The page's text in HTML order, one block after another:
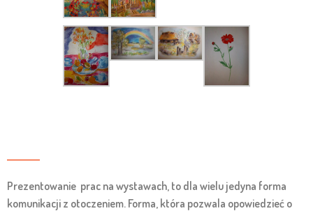
Prezentowanie prac na wystawach, to dla wielu jedyna forma
komunikacji z otoczeniem. Forma, która pozwala opowiedzieć o